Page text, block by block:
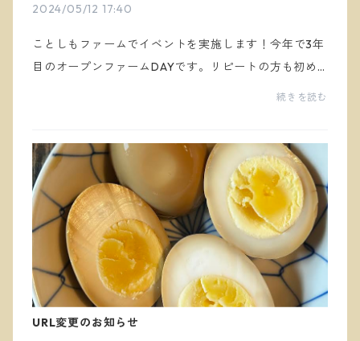
2024/05/12 17:40
ことしもファームでイベントを実施します！今年で3年
目のオープンファームDAYです。リピートの方も初め
ての方もみなさんウェルカムですので、参加ご希望の
続きを読む
URL変更のお知らせ